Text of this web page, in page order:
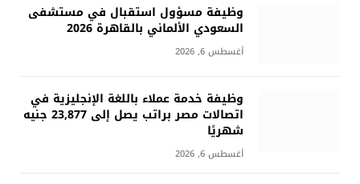
وظيفة مسؤول استقبال في مستشفى
السعودي الألماني بالقاهرة 2026
أغسطس 6, 2026
وظيفة خدمة عملاء باللغة الإنجليزية في
اتصالات مصر براتب يصل إلى 23,877 جنيه
شهريًا
أغسطس 6, 2026